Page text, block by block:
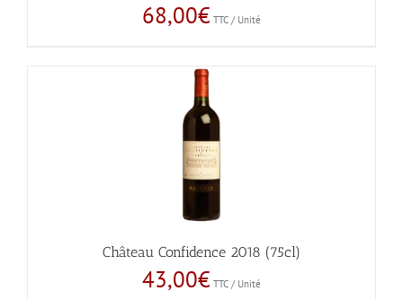
68,00€ TTC / Unité
Château Confidence 2018 (75cl)
43,00€ TTC / Unité